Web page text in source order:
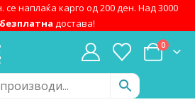
се наплаќа карго од 200 ден. Над 3000
безплатна достава!
0